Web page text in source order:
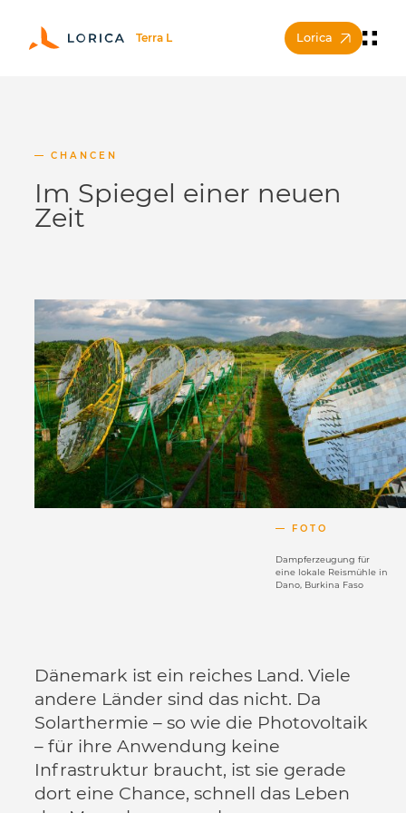
Lorica
CHANCEN
Im Spiegel einer neuen
Zeit
FOTO
Dampferzeugung für
eine lokale Reismühle in
Dano, Burkina Faso
Dänemark ist ein reiches Land. Viele
andere Länder sind das nicht. Da
Solarthermie – so wie die Photovoltaik
– für ihre Anwendung keine
Infrastruktur braucht, ist sie gerade
dort eine Chance, schnell das Leben